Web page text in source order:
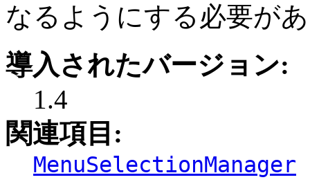
なるようにする必要が
導入されたバージョン:
1.4
関連項目:
MenuSelectionManager